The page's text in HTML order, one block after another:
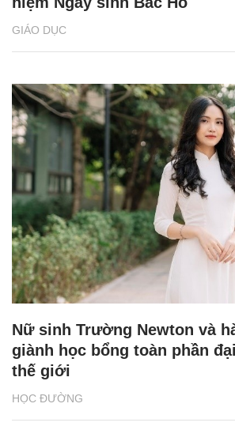
GIÁO DỤC
HỌC ĐƯỜNG
Nữ sinh Trường Newton và
giành học bổng toàn phần
thế giới